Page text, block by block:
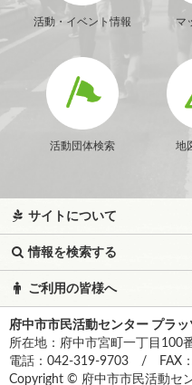
活動・イベント情報 マ
活動団体検索 地
サイトについて
情報を検索する
ご利用の皆様へ
府中市市民活動センター プラッ
所在地：府中市宮町一丁目
電話：042-319-9703 / FAX
Copyright © 府中市市民活動セ